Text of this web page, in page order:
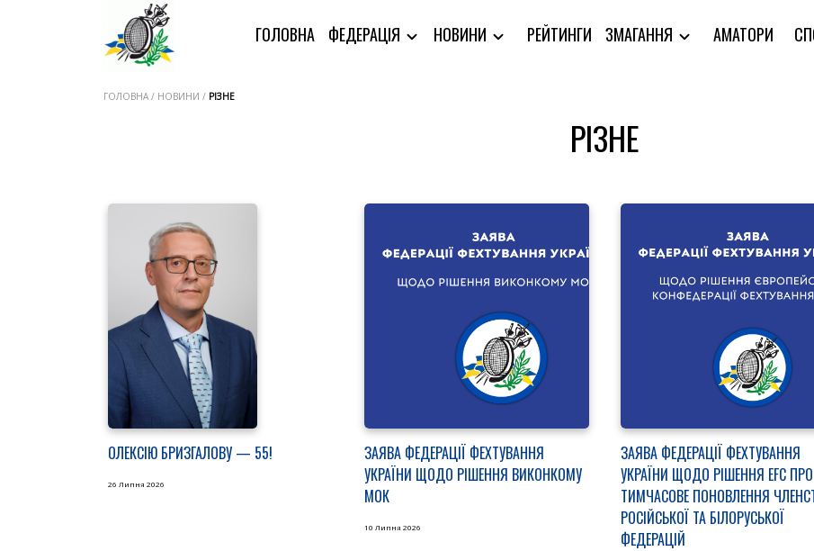
ГОЛОВНА ФЕДЕРАЦІЯ НОВИНИ РЕЙТИНГИ ЗМАГАННЯ АМАТОРИ
ГОЛОВНА / НОВИНИ / РІЗНЕ
РІЗНЕ
ОЛЕКСІЮ БРИЗГАЛОВУ — 55!
26 Липня 2026
ЗАЯВА ФЕДЕРАЦІЇ ФЕХТУВАННЯ
УКРАЇНИ ЩОДО РІШЕННЯ ВИКОНКОМУ
МОК
10 Липня 2026
ЗАЯВА ФЕДЕРАЦІЇ ФЕХТУВАННЯ
УКРАЇНИ ЩОДО РІШЕННЯ EFC ПРО
ТИМЧАСОВЕ ПОНОВЛЕННЯ
РОСІЙСЬКОЇ ТА БІЛОРУСЬКОЇ
ФЕДЕРАЦІЙ